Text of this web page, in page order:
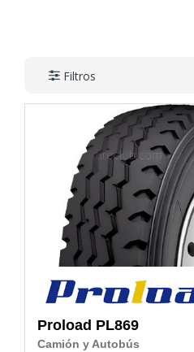
Filtros
Proload PL869
Camión y Autobús